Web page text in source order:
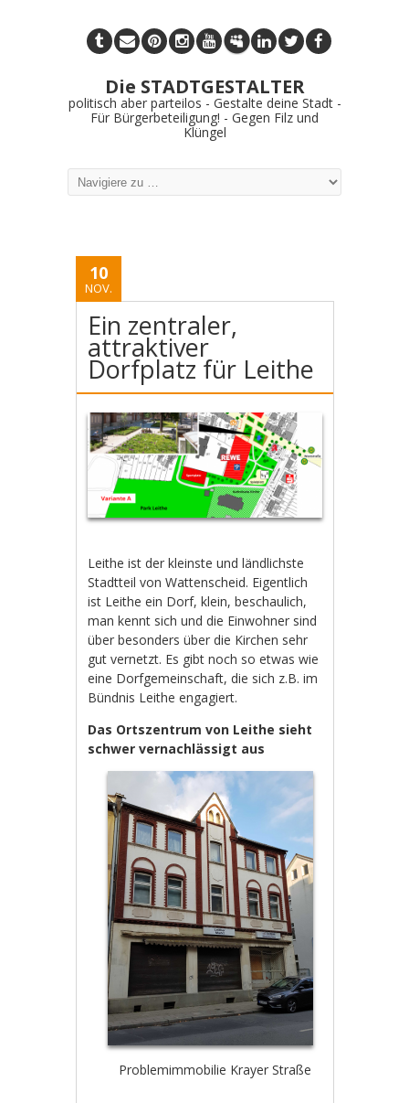
Die STADTGESTALTER
politisch aber parteilos - Gestalte deine Stadt -
Für Bürgerbeteiligung! - Gegen Filz und
Klüngel
10
NOV.
Ein zentraler,
attraktiver
Dorfplatz für Leithe
Leithe ist der kleinste und ländlichste
Stadtteil von Wattenscheid. Eigentlich
ist Leithe ein Dorf, klein, beschaulich,
man kennt sich und die Einwohner sind
über besonders über die Kirchen sehr
gut vernetzt. Es gibt noch so etwas wie
eine Dorfgemeinschaft, die sich z.B. im
Bündnis Leithe engagiert.
Das Ortszentrum von Leithe sieht
schwer vernachlässigt aus
Problemimmobilie Krayer Straße